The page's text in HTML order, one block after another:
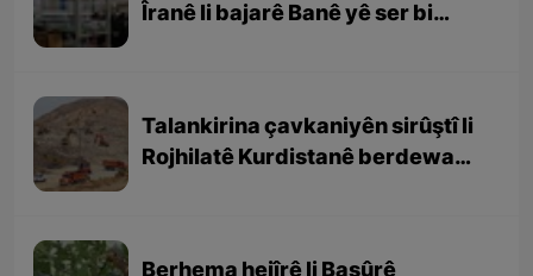
Îranê li bajarê Banê yê ser bi
Talankirina çavkaniyên sirûştî li
Rojhilatê Kurdistanê berdewam